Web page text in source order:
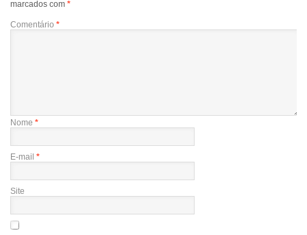
marcados com *
Comentário *
Nome *
E-mail *
Site